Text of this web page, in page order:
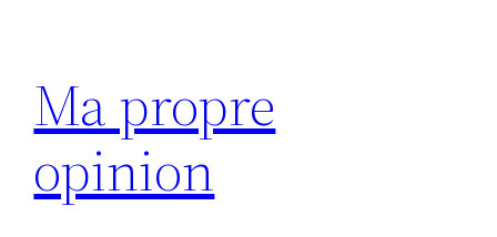
contenu
Ma propre
opinion